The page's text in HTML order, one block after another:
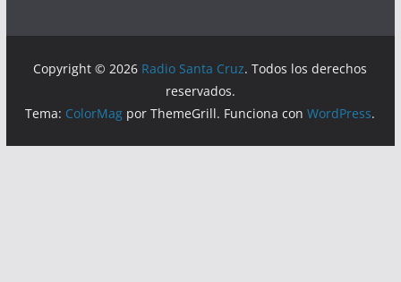
Copyright © 2026 Radio Santa Cruz. Todos los derechos
reservados.
Tema: ColorMag por ThemeGrill. Funciona conWordPress.